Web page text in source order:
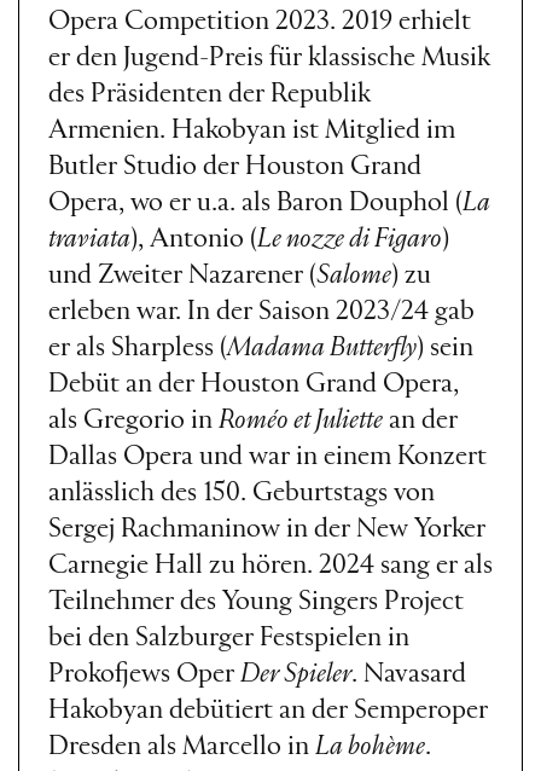
Opera Competition 2023. 2019 erhielt
er den Jugend-Preis für klassische Musik
des Präsidenten der Republik
Armenien. Hakobyan ist Mitglied im
Butler Studio der Houston Grand
Opera, wo er u.a. als Baron Douphol (La
traviata), Antonio (Le nozze di Figaro)
und Zweiter Nazarener (Salome) zu
erleben war. In der Saison 2023/24 gab
er als Sharpless (Madama Butterfly) sein
Debüt an der Houston Grand Opera,
als Gregorio in Roméo et Juliette an der
Dallas Opera und war in einem Konzert
anlässlich des 150. Geburtstags von
Sergej Rachmaninow in der New Yorker
Carnegie Hall zu hören. 2024 sang er als
Teilnehmer des Young Singers Project
bei den Salzburger Festspielen in
Prokofjews Oper Der Spieler. Navasard
Hakobyan debütiert an der Semperoper
Dresden als Marcello in La bohème.